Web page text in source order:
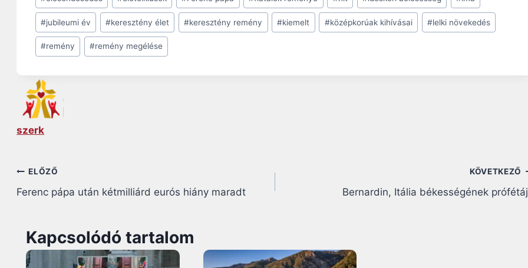
Tags:
#jubileumi év #keresztény élet #keresztény remény #kiemelt #középkorúak kihívásai #lelki növekedés
#remény #remény megélése
szerk
Bejegyzés
navigáció
ELŐZŐ
Ferenc pápa után kétmilliárd eurós hiány maradt
KÖVETKEZŐ
Bernardin, Itália békességének
Kapcsolódó tartalom